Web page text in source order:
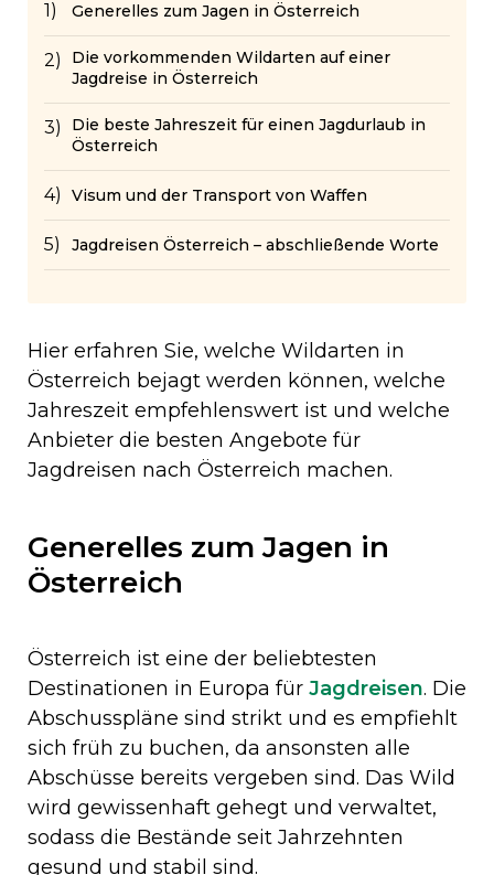
Generelles zum Jagen in Österreich
Die vorkommenden Wildarten auf einer
Jagdreise in Österreich
Die beste Jahreszeit für einen Jagdurlaub in
Österreich
Visum und der Transport von Waffen
Jagdreisen Österreich – abschließende Worte
Hier erfahren Sie, welche Wildarten in
Österreich bejagt werden können, welche
Jahreszeit empfehlenswert ist und welche
Anbieter die besten Angebote für
Jagdreisen nach Österreich machen.
Generelles zum Jagen in
Österreich
Österreich ist eine der beliebtesten
Destinationen in Europa für Jagdreisen. Die
Abschusspläne sind strikt und es empfiehlt
sich früh zu buchen, da ansonsten alle
Abschüsse bereits vergeben sind. Das Wild
wird gewissenhaft gehegt und verwaltet,
sodass die Bestände seit Jahrzehnten
gesund und stabil sind.